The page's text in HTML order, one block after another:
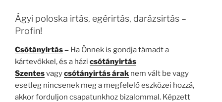
Ágyi poloska irtás, egérirtás, darázsirtás –
Profin!
Csótányirtás– Ha Önnek is gondja támadt a
kártevőkkel, és a házi csótányirtás
Szentesvagycsótányirtás árak nem vált be vagy
esetleg nincsenek meg a megfelelő eszközei hozzá,
akkor forduljon csapatunkhoz bizalommal. Képzett